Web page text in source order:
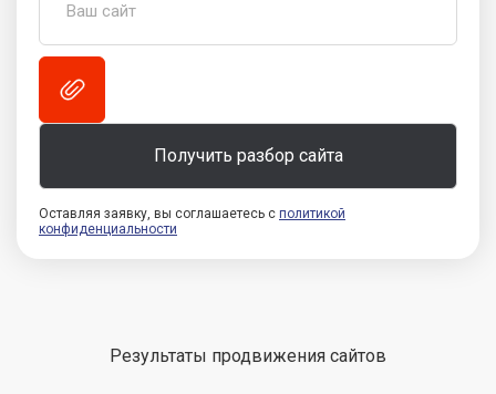
Ваш сайт
Оставляя заявку, вы соглашаетесь с политикой
конфиденциальности
Результаты продвижения сайтов